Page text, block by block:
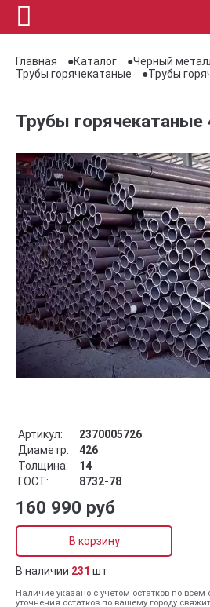
Главная Каталог Черный
Трубы горячекатаные
Трубы
Трубы горячекатаные
Артикул:
2370005726
Диаметр:
426
Толщина:
14
ГОСТ:
8732-78
160 990 руб
В корзину
В наличии 231 шт
Наличие указано с учетом остатков по
уточнения остатков по вашему городу